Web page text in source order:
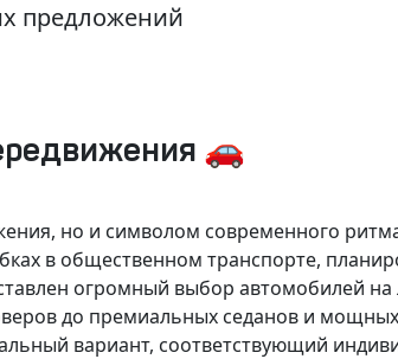
предложений
🚗
но и символом современного
в общественном транспорте,
огромный выбор автомобилей
до премиальных седанов и мощных
вариант, соответствующий